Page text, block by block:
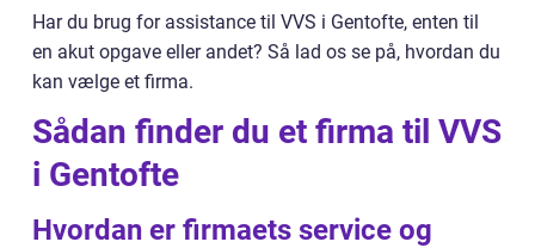
Har du brug for assistance til VVS i Gentofte, enten til
en akut opgave eller andet? Så lad os se på, hvordan du
kan vælge et firma.
Sådan finder du et firma til VVS
i Gentofte
Hvordan er firmaets service og